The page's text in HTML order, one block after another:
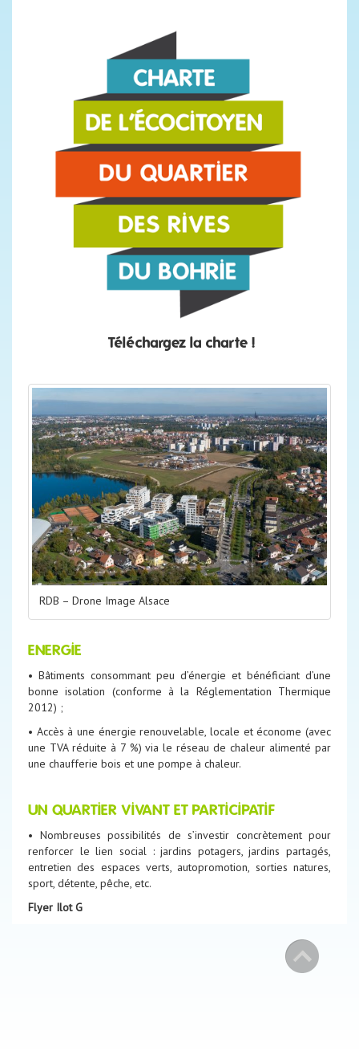
Téléchargez la charte !
RDB – Drone Image Alsace
ENERGIE
• Bâtiments consommant peu d’énergie et bénéficiant d’une
bonne isolation (conforme à la Réglementation Thermique
2012) ;
• Accès à une énergie renouvelable, locale et économe (avec
une TVA réduite à 7 %) via le réseau de chaleur alimenté par
une chaufferie bois et une pompe à chaleur.
UN QUARTIER VIVANT ET PARTICIPATIF
• Nombreuses possibilités de s’investir concrètement pour
renforcer le lien social : jardins potagers, jardins partagés,
entretien des espaces verts, autopromotion, sorties natures,
sport, détente, pêche, etc.
Flyer Ilot G